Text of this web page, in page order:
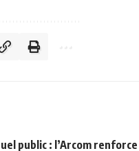
public : l’Arcom renforce